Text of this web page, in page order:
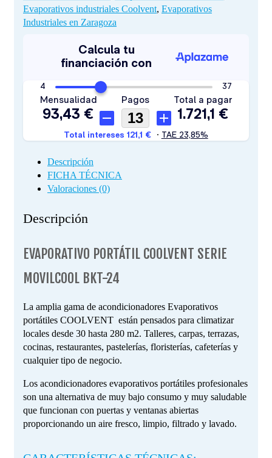
Evaporativos industriales Coolvent, Evaporativos
Industriales en Zaragoza
Descripción
FICHA TÉCNICA
Valoraciones (0)
Descripción
EVAPORATIVO PORTÁTIL COOLVENT SERIE
MOVILCOOL BKT-24
La amplia gama de acondicionadores Evaporativos
portátiles COOLVENT están pensados para climatizar
locales desde 30 hasta 280 m2. Talleres, carpas, terrazas,
cocinas, restaurantes, pastelerías, floristerías, cafeterías y
cualquier tipo de negocio.
Los acondicionadores evaporativos portátiles profesionales
son una alternativa de muy bajo consumo y muy saludable
que funcionan con puertas y ventanas abiertas
proporcionando un aire fresco, limpio, filtrado y lavado.